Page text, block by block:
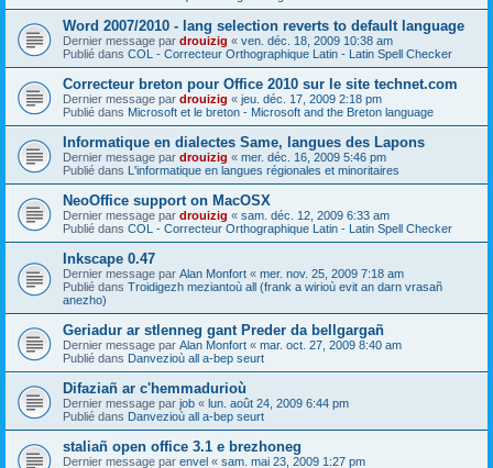
Word 2007/2010 - lang selection reverts to default language
Dernier message par drouizig « ven. déc. 18, 2009 10:38 am
Publié dans COL - Correcteur Orthographique Latin - Latin Spell Checker
Correcteur breton pour Office 2010 sur le site technet.com
Dernier message par drouizig « jeu. déc. 17, 2009 2:18 pm
Publié dans Microsoft et le breton - Microsoft and the Breton language
Informatique en dialectes Same, langues des Lapons
Dernier message par drouizig « mer. déc. 16, 2009 5:46 pm
Publié dans L'informatique en langues régionales et minoritaires
NeoOffice support on MacOSX
Dernier message par drouizig « sam. déc. 12, 2009 6:33 am
Publié dans COL - Correcteur Orthographique Latin - Latin Spell Checker
Inkscape 0.47
Dernier message par Alan Monfort « mer. nov. 25, 2009 7:18 am
Publié dans Troidigezh meziantoù all (frank a wirioù evit an darn vrasañ
anezho)
Geriadur ar stlenneg gant Preder da bellgargañ
Dernier message par Alan Monfort « mar. oct. 27, 2009 8:40 am
Publié dans Danvezioù all a-bep seurt
Difaziañ ar c'hemmadurioù
Dernier message par job « lun. août 24, 2009 6:44 pm
Publié dans Danvezioù all a-bep seurt
staliañ open office 3.1 e brezhoneg
Dernier message par envel « sam. mai 23, 2009 1:27 pm